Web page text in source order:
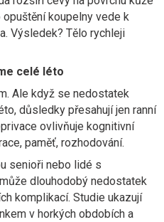
koupelny vede k
Výsledek? Tělo rychleji
celé léto
Ale když se nedostatek
důsledky přesahují jen ranní
ovlivňuje kognitivní
paměť, rozhodování.
senioři nebo lidé s
dlouhodobý nedostatek
komplikací. Studie ukazují
v horkých obdobích a